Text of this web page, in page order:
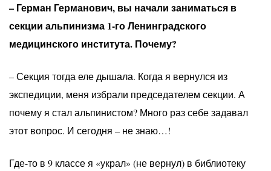
– Герман Германович, вы начали заниматься в
секции альпинизма 1-го Ленинградского
медицинского института. Почему?
– Секция тогда еле дышала. Когда я вернулся из
экспедиции, меня избрали председателем секции. А
почему я стал альпинистом? Много раз себе задавал
этот вопрос. И сегодня – не знаю…!
Где-то в 9 классе я «украл» (не вернул) в библиотеку